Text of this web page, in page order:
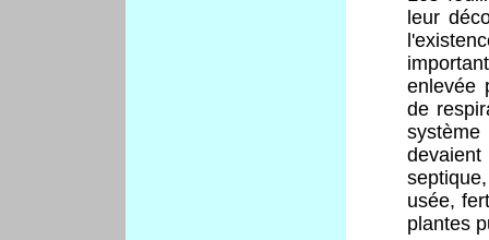
leur
enlevée
de
usée,
plantes